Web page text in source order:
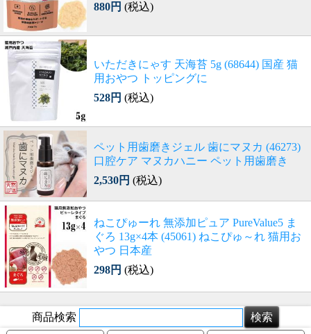
880円 (税込)
いただきにゃす 天海苔 5g (68644) 国産 猫
用おやつ トッピングに
528円 (税込)
ペット用歯磨きジェル 歯にマヌカ (46273)
口腔ケア マヌカハニー ペット用歯磨き
2,530円 (税込)
ねこぴゅーれ 無添加ピュア PureValue5 ま
ぐろ 13g×4本 (45061) ねこぴゅ～れ 猫用お
やつ 日本産
298円 (税込)
商品検索